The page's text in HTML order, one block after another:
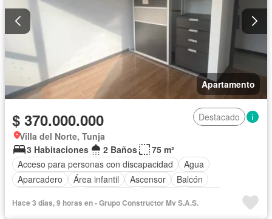
Apartamento
$ 370.000.000
Destacado
Villa del Norte, Tunja
3 Habitaciones
2 Baños
75 m²
Acceso para personas con discapacidad
Agua
Aparcadero
Área infantil Ascensor
Balcón
Jacuzzi
Jardín Piscina Sauna
Seguridad privada
Hace 3 días, 9 horas en - Grupo Constructor Mv S.A.S.